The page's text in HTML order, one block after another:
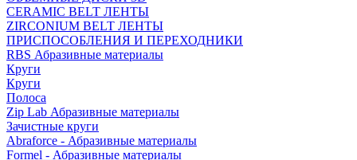
CERAMIC BELT ЛЕНТЫ
ZIRCONIUM BELT ЛЕНТЫ
ПРИСПОСОБЛЕНИЯ И ПЕРЕХОДНИКИ
RBS Абразивные материалы
Круги
Круги
Полоса
Zip Lab Абразивные материалы
Зачистные круги
Abraforce - Абразивные материалы
Formel - Абразивные материалы